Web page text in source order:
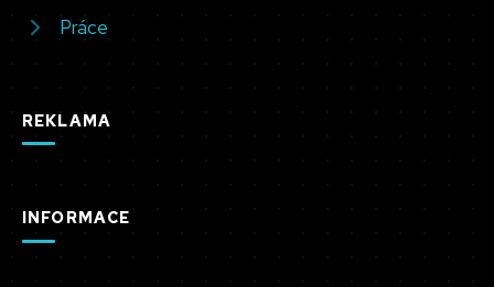
Práce
REKLAMA
INFORMACE